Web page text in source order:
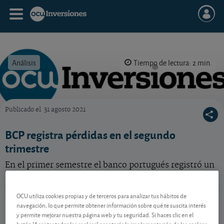
Análisis Tiempo de lectura: 2 min.
Publicado el 31 agosto 2021
BCP registra pérdidas en el segundo
trimestre
En el primer semestre el banco portugués registró un
BCP
PTBCP0AM0015
1,097 EUR
OCU utiliza cookies propias y de terceros para analizar tus hábitos de
navegación, lo que permite obtener información sobre qué te suscita interés
y permite mejorar nuestra página web y tu seguridad. Si haces clic en el